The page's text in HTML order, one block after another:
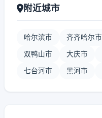
附近城市
哈尔滨市 齐齐哈尔市
双鸭山市 大庆市
七台河市 黑河市